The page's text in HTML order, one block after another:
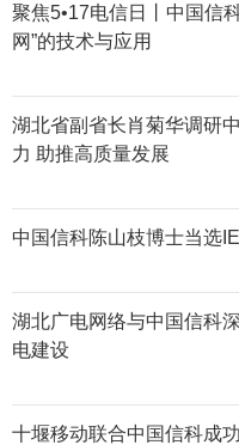
聚焦5•17电信日丨中国信
网”的技术与应用
湖北省副省长肖菊华调研
力 助推高质量发展
中国信科陈山枝博士当选
湖北广电网络与中国信科
电建设
十堰移动联合中国信科成